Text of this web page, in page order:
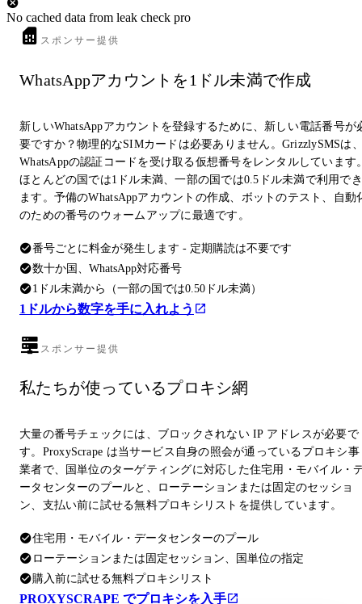
No cached data from leak check pro
スポンサー提供
WhatsAppアカウントを1ドル未満で作成
新しいWhatsAppアカウントを登録するために、新しい電話番号が
要ですか？物理的なSIMカードは必要ありません。GrizzlySMSは
WhatsAppの認証コードを受け取る仮想番号をレンタルしています
ほとんどの国では1ドル未満、一部の国では0.5ドル未満で利用でき
ます。予備のWhatsAppアカウントの作成、ボットのテスト、自動
のための番号のウォームアップに最適です。
番号ごとに料金が発生します - 定期購読は不要です
数十か国、WhatsApp対応番号
1ドル未満から（一部の国では0.50ドル未満）
1ドルから数字を手に入れよう
スポンサー提供
私たちが使っているプロキシ網
大量の番号チェックには、ブロックされない IP アドレスが必要で
す。ProxyScrape は当サービス自身の照会が通っているプロキシ事
業者で、国単位のターゲティングに対応した住宅用・モバイル・
ータセンターのプールと、ローテーションまたは固定のセッショ
ン、支払い前に試せる無料プロキシリストを提供しています。
住宅用・モバイル・データセンターのプール
ローテーションまたは固定セッション、国単位の指定
購入前に試せる無料プロキシリスト
PROXYSCRAPE でプロキシを入手